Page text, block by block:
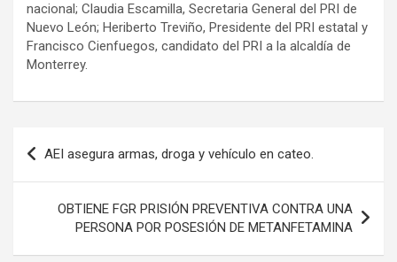
nacional; Claudia Escamilla, Secretaria General del PRI de
Nuevo León; Heriberto Treviño, Presidente del PRI estatal y
Francisco Cienfuegos, candidato del PRI a la alcaldía de
Monterrey.
Navegación
de
entradas
AEI asegura armas, droga y vehículo en cateo.
OBTIENE FGR PRISIÓN PREVENTIVA CONTRA UNA
PERSONA POR POSESIÓN DE METANFETAMINA